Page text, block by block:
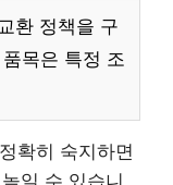
환 정책을 구
목은 특정 조
확히 숙지하면
일 수 있습니